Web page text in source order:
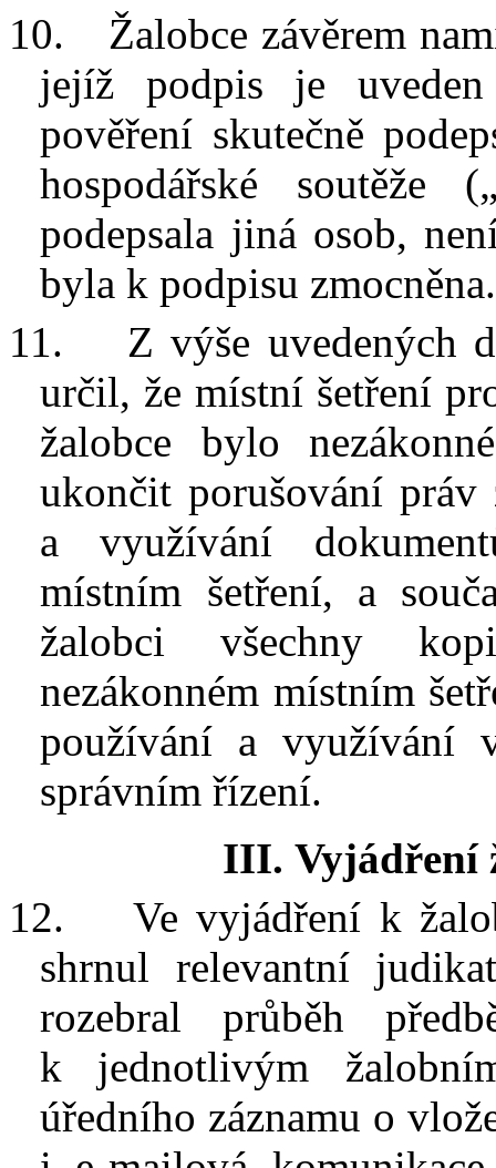
10.
Žalobce závěrem
jejíž podpis je
pověření skutečně
hospodářské soutěže
podepsala jiná osob,
byla k podpisu zmocněna.
11.
Z výše uvedených
určil, že místní šetření
žalobce bylo
ukončit porušování
a
využívání
místním šetření, a
žalobci všechny
nezákonném místním
používání a využívání
správním řízení.
III. Vyjádření
12.
Ve vyjádření k
shrnul relevantní
rozebral průběh
k
jednotlivým
úředního záznamu o